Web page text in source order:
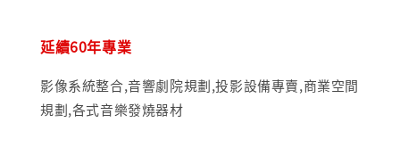
延續60年專業
影像系統整合,音響劇院規劃,投影設備專賣,商業空間
規劃,各式音樂發燒器材